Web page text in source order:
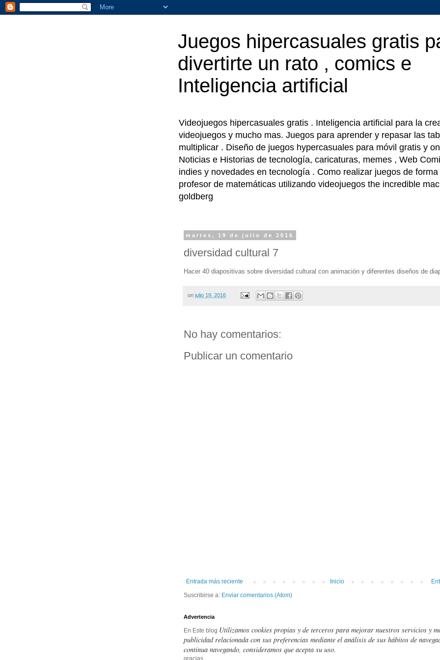
Juegos hipercasuales gratis
divertirte un rato , comics e
Inteligencia artificial
Videojuegos hipercasuales gratis . Inteligencia artificial para la
videojuegos y mucho mas. Juegos para aprender y repasar las
multiplicar . Diseño de juegos hypercasuales para móvil gratis y
Noticias e Historias de tecnología, caricaturas, memes , Web
indies y novedades en tecnología . Como realizar juegos de
profesor de matemáticas utilizando videojuegos the incredible
goldberg
martes, 19 de julio de 2016
diversidad cultural 7
Hacer 40 diapositivas sobre diversidad cultural con animación y diferentes diseños de
on julio 19, 2016
No hay comentarios:
Publicar un comentario
Entrada más reciente
Inicio
Suscribirse a: Enviar comentarios (Atom)
Advertencia
En Este blog Utilizamos cookies propias y de terceros para mejorar nuestros servicios y
publicidad relacionada con sus preferencias mediante el análisis de sus hábitos de
continua navegando, consideramos que acepta su uso.
gracias